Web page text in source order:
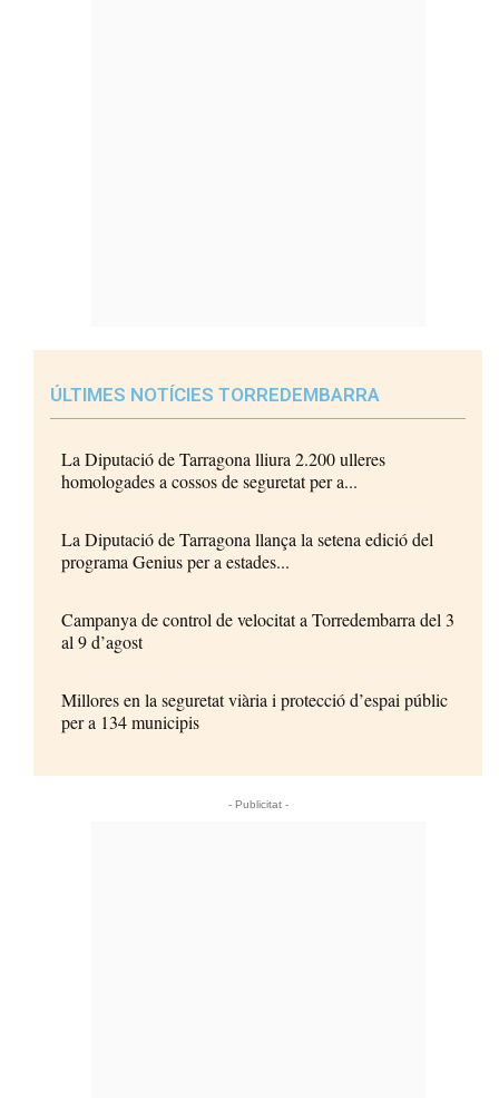
ÚLTIMES NOTÍCIES TORREDEMBARRA
La Diputació de Tarragona lliura 2.200 ulleres
homologades a cossos de seguretat per a...
La Diputació de Tarragona llança la setena edició del
programa Genius per a estades...
Campanya de control de velocitat a Torredembarra del 3
al 9 d’agost
Millores en la seguretat viària i protecció d’espai públic
per a 134 municipis
- Publicitat -